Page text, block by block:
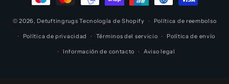
pago
© 2026, Detuftingrugs Tecnología de Shopify Política de reembolso
Política de privacidad Términos del servicio Política de envío
Información de contacto Aviso legal